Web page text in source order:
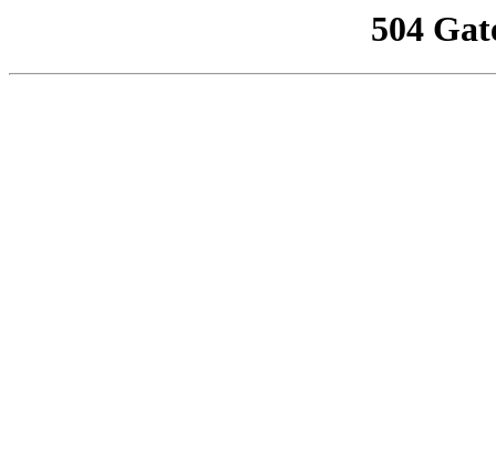
504